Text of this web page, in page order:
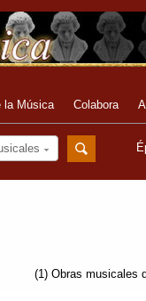
la Música Colabora
(1) Obras musicales